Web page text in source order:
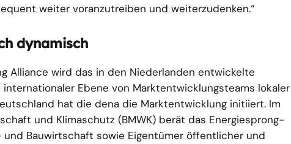
weiter voranzutreiben und weiterzudenken.“
dynamisch
Alliance wird das in den Niederlanden entwickelte
Ebene von Marktentwicklungsteams lokaler
hat die dena die Marktentwicklung initiiert. Im
und Klimaschutz (BMWK) berät das Energiesprong-
Bauwirtschaft sowie Eigentümer öffentlicher und